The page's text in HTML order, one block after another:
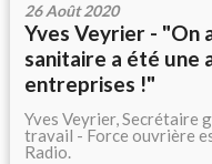
26 Août 2020
Yves Veyrier - "On
sanitaire a été une
entreprises !"
Yves Veyrier, Secrétaire
travail - Force ouvrière
Radio.